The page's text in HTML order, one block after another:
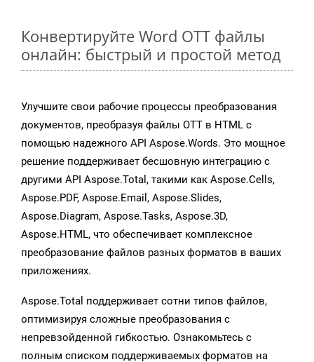
Конвертируйте Word OTT файлы
онлайн: быстрый и простой метод
Улучшите свои рабочие процессы преобразования
документов, преобразуя файлы OTT в HTML с
помощью надежного API Aspose.Words. Это мощное
решение поддерживает бесшовную интеграцию с
другими API Aspose.Total, такими как Aspose.Cells,
Aspose.PDF, Aspose.Email, Aspose.Slides,
Aspose.Diagram, Aspose.Tasks, Aspose.3D,
Aspose.HTML, что обеспечивает комплексное
преобразование файлов разных форматов в ваших
приложениях.
Aspose.Total поддерживает сотни типов файлов,
оптимизируя сложные преобразования с
непревзойденной гибкостью. Ознакомьтесь с
полным списком поддерживаемых форматов на